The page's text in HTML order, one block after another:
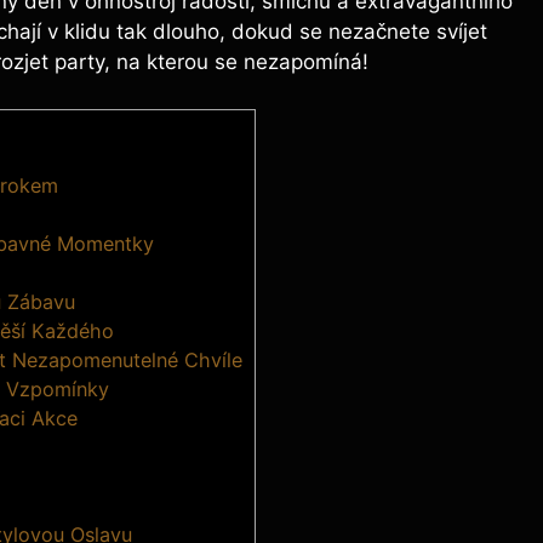
v‌ klidu ⁤tak dlouho, ​dokud se nezačnete svíjet
party, na kterou se nezapomíná!
⁤Momentky
Každého
Chvíle
Vzpomínky
Akce
Oslavu